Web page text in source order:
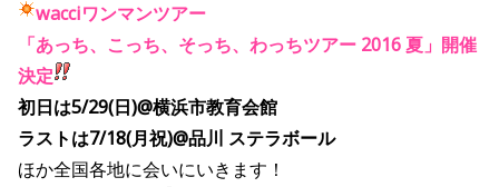
wacciワンマンツアー
「あっち、こっち、そっち、わっちツアー 2016 夏」開催
決定
初日は5/29(日)@横浜市教育会館
ラストは7/18(月祝)@品川 ステラボール
ほか全国各地に会いにいきます！